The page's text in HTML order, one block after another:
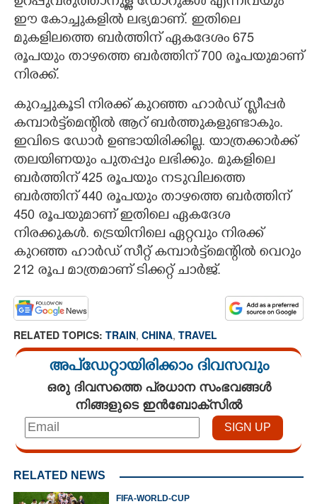
ഈ കോച്ചുകളിൽ ലഭ്യമാണ്. ഇതിലെ
മുകളിലത്തെ ബർത്തിന് ഏകദേശം 675
രൂപയും താഴത്തെ ബർത്തിന് 700 രൂപയുമാണ്
നിരക്ക്.
കുറച്ചുകൂടി നിരക്ക് കുറഞ്ഞ ഹാർഡ് സ്ലീപ്പർ
കമ്പാർട്ട്‌മെന്റിൽ ആറ് ബർത്തുകളുണ്ടാകും.
ഇവിടെ ഡോർ ഉണ്ടായിരിക്കില്ല. യാത്രക്കാർക്ക്
തലയിണയും പുതപ്പും ലഭിക്കും. മുകളിലെ
ബർത്തിന് 425 രൂപയും നടുവിലത്തെ
ബർത്തിന് 440 രൂപയും താഴത്തെ ബർത്തിന്
450 രൂപയുമാണ് ഇതിലെ ഏകദേശ
നിരക്കുകൾ. ട്രെയിനിലെ ഏറ്റവും നിരക്ക്
കുറഞ്ഞ ഹാർഡ് സീറ്റ് കമ്പാർട്ട്‌മെന്റിൽ വെറും
212 രൂപ മാത്രമാണ് ടിക്കറ്റ് ചാർജ്.
RELATED TOPICS: TRAIN, CHINA, TRAVEL
അപ്ഡേറ്റായിരിക്കാം ദിവസവും
ഒരു ദിവസത്തെ പ്രധാന സംഭവങ്ങൾ
നിങ്ങളുടെ ഇൻബോക്സിൽ
RELATED NEWS
FIFA-WORLD-CUP